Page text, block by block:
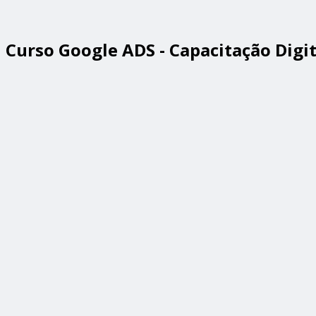
Curso Google ADS - Capacitação